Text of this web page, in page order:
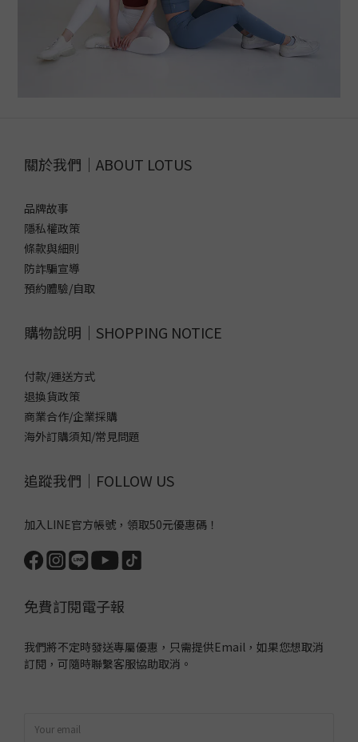
關於我們｜ABOUT LOTUS
品牌故事
隱私權政策
條款與細則
防詐騙宣導
預約體驗/自取
購物說明｜SHOPPING NOTICE
付款/運送方式
退換貨政策
商業合作/企業採購
海外訂購須知/常見問題
追蹤我們｜FOLLOW US
加入LINE官方帳號，領取50元優惠碼！
免費訂閱電子報
我們將不定時發送專屬優惠，只需提供Email，如果您想取消
訂閱，可隨時聯繫客服協助取消。